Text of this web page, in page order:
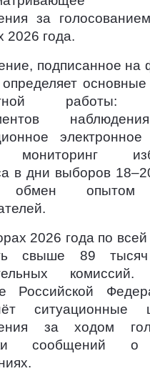
за
2026 года.
подписанное на
работы:
электронное
в дни выборов
обмен опытом
2026 года по всей
свыше 89 тысяч
Российской
ситуационные
за ходом
сообщений о